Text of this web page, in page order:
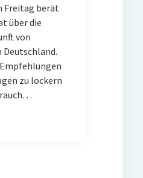
Freitag berät
über die
von
zu lockern